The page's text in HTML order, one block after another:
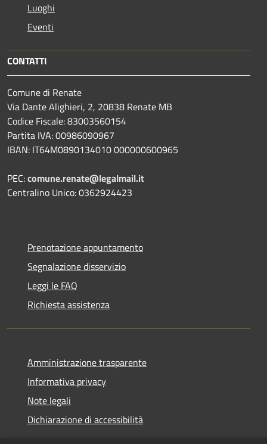
Luoghi
Eventi
CONTATTI
Comune di Renate
Via Dante Alighieri, 2, 20838 Renate MB
Codice Fiscale: 83003560154
Partita IVA: 00986090967
IBAN: IT64M0890134010 000000600965
PEC:comune.renate@legalmail.it
Centralino Unico: 0362924423
Prenotazione appuntamento
Segnalazione disservizio
Leggi le FAQ
Richiesta assistenza
Amministrazione trasparente
Informativa privacy
Note legali
Dichiarazione di accessibilità